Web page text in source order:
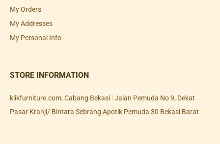
My Orders
My Addresses
My Personal Info
STORE INFORMATION
klikfurniture.com, Cabang Bekasi : Jalan Pemuda No 9, Dekat
Pasar Kranji/ Bintara Sebrang Apotik Pemuda 30 Bekasi Barat